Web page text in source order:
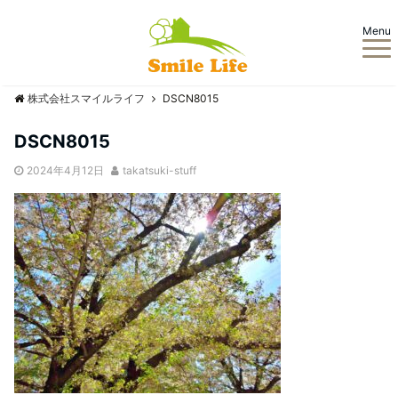
Menu
株式会社スマイルライフ DSCN8015
DSCN8015
2024年4月12日 takatsuki-stuff